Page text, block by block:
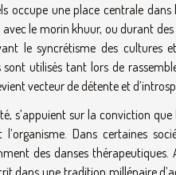
occupe une place centrale
le morin khuur, ou durant
le syncrétisme des cultures
utilisés tant lors de
vecteur de détente et
s’appuient sur la conviction
Dans certaines
des danses thérapeutiques.
dans une tradition millénaire